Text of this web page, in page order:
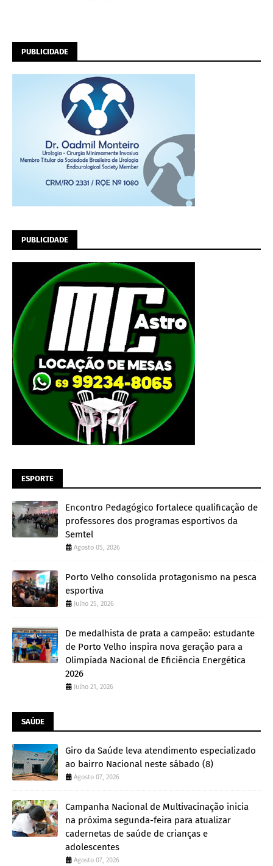
PUBLICIDADE
PUBLICIDADE
ESPORTE
Encontro Pedagógico fortalece qualificação de
professores dos programas esportivos da
Semtel
Agosto 05, 2026
Porto Velho consolida protagonismo na pesca
esportiva
Julho 25, 2026
De medalhista de prata a campeão: estudante
de Porto Velho inspira nova geração para a
Olimpíada Nacional de Eficiência Energética
2026
Julho 21, 2026
SAÚDE
Giro da Saúde leva atendimento especializado
ao bairro Nacional neste sábado (8)
Agosto 07, 2026
Campanha Nacional de Multivacinação inicia
na próxima segunda-feira para atualizar
cadernetas de saúde de crianças e
adolescentes
Agosto 07, 2026